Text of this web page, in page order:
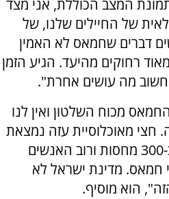
המצב הכוללת, אני מצד
של החיילים שלנו, של
דברים שחמאס לא האמין
רחוקים מהיעד. הגיע הזמן
מה עושים אחרת".
מכוח השלטון ואין לנו
חצי מאוכלוסיית עזה נמצאת
במחסות הומניטריים. יש כ-300 מחסות ורוב האנשים
חמאס. מדינת ישראל לא
הוא מוסיף.